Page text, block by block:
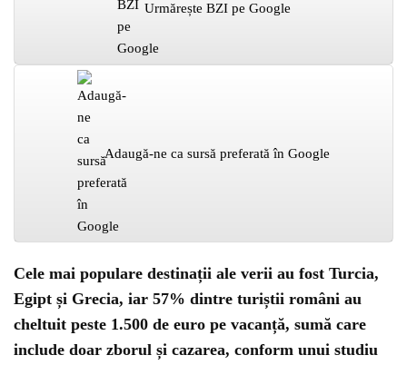
Urmărește BZI pe Google
Adaugă-ne ca sursă preferată în Google
Cele mai populare destinații ale verii au fost Turcia,
Egipt și Grecia, iar 57% dintre turiștii români au
cheltuit peste 1.500 de euro pe vacanță, sumă care
include doar zborul și cazarea, conform unui studiu